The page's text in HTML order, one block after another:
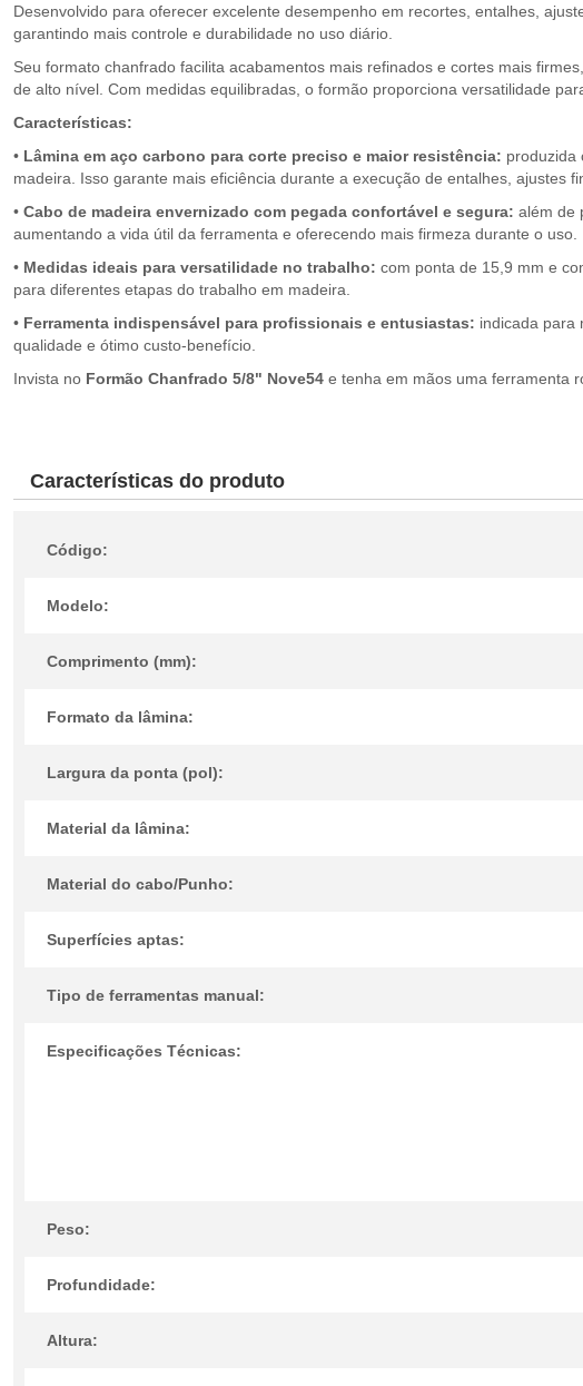
Desenvolvido para oferecer excelente desempenho em recortes, entalhes,
garantindo mais controle e durabilidade no uso diário.
Seu formato chanfrado facilita acabamentos mais refinados e cortes mais
de alto nível. Com medidas equilibradas, o formão proporciona versatilidade
Características:
• Lâmina em aço carbono para corte preciso e maior resistência: produzida
madeira. Isso garante mais eficiência durante a execução de entalhes, ajustes
• Cabo de madeira envernizado com pegada confortável e segura: além de
aumentando a vida útil da ferramenta e oferecendo mais firmeza durante o uso.
• Medidas ideais para versatilidade no trabalho: com ponta de 15,9 mm e
para diferentes etapas do trabalho em madeira.
• Ferramenta indispensável para profissionais e entusiastas: indicada para
qualidade e ótimo custo-benefício.
Invista no Formão Chanfrado 5/8" Nove54 e tenha em mãos uma ferramenta
Características do produto
Código:
Modelo:
Comprimento (mm):
Formato da lâmina:
Largura da ponta (pol):
Material da lâmina:
Material do cabo/Punho:
Superfícies aptas:
Tipo de ferramentas manual:
Especificações Técnicas:
Peso:
Profundidade:
Altura: